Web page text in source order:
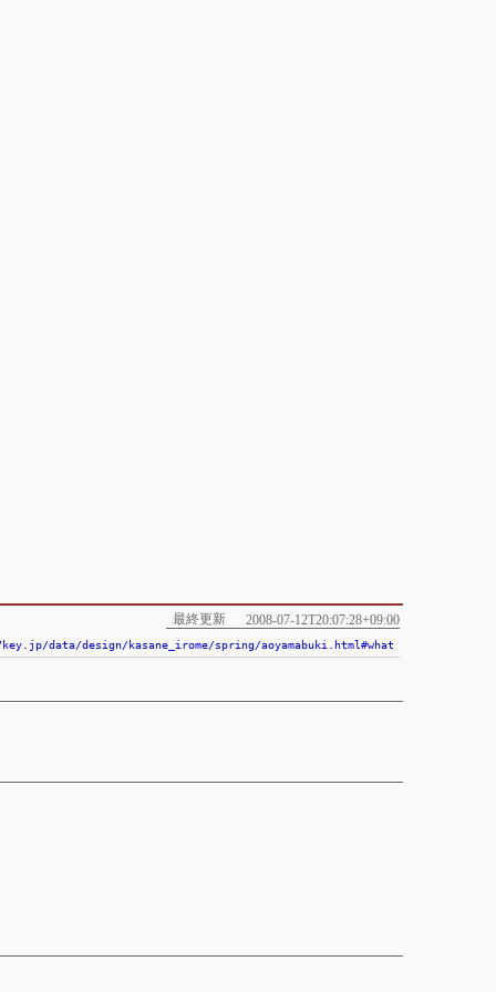
最終更新
2008-07-12T20:07:28+09:00
data/design/kasane_irome/spring/aoyamabuki.html#what